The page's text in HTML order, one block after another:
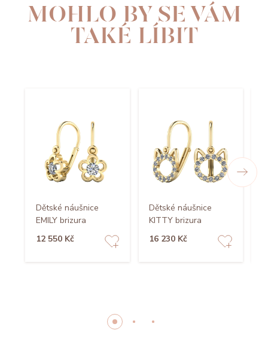
MOHLO BY SE VÁM
TAKÉ LÍBIT
Dětské náušnice
EMILY brizura
12 550 Kč
Dětské náušnice
KITTY brizura
16 230 Kč